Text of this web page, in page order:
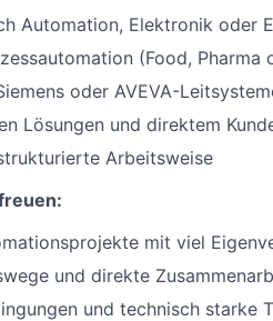
Automation, Elektronik oder
(Food, Pharma
oder AVEVA-
Lösungen und direktem
Arbeitsweise
mit viel
und direkte
und technisch starke